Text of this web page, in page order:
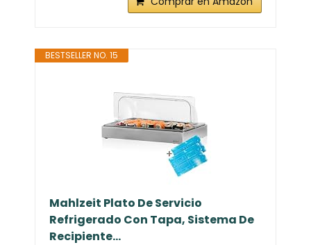
BESTSELLER NO. 15
Mahlzeit Plato De Servicio
Refrigerado Con Tapa, Sistema De
Recipiente...